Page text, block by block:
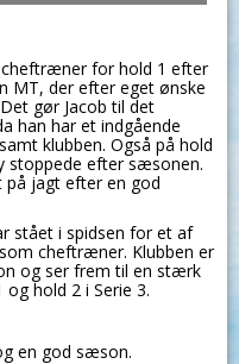
cheftræner for hold 1 efter
MT, der efter eget ønske
gør Jacob til det
han har et indgående
klubben. Også på hold
stoppede efter sæsonen.
på jagt efter en god
stået i spidsen for et af
cheftræner. Klubben er
og ser frem til en stærk
hold 2 i Serie 3.
en god sæson.